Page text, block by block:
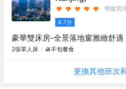
明故宮/
4.7分
豪華雙床房-全景落地窗雅緻舒適
2張單人床 不包餐食
更換其他班次